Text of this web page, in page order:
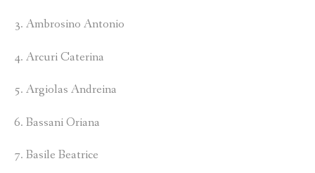
Ambrosino Antonio
Arcuri Caterina
Argiolas Andreina
Bassani Oriana
Basile Beatrice